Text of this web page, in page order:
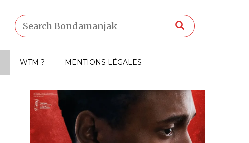
WTM ? MENTIONS LÉGALES